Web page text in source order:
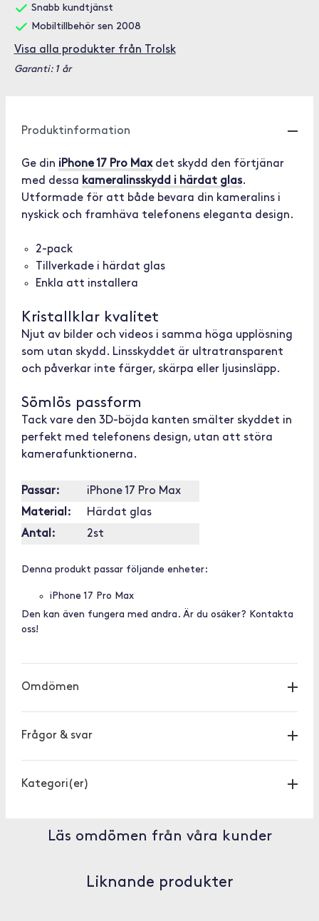
Snabb kundtjänst
Mobiltillbehör sen 2008
Visa alla produkter från Trolsk
Garanti: 1 år
Produktinformation
Ge din iPhone 17 Pro Maxdet skydd den förtjänar
med dessa kameralinsskydd i härdat glas.
Utformade för att både bevara din kameralins i
nyskick och framhäva telefonens eleganta design.
2-pack
Tillverkade i härdat glas
Enkla att installera
Kristallklar kvalitet
Njut av bilder och videos i samma höga upplösning
som utan skydd. Linsskyddet är ultratransparent
och påverkar inte färger, skärpa eller ljusinsläpp.
Sömlös passform
Tack vare den 3D-böjda kanten smälter skyddet in
perfekt med telefonens design, utan att störa
kamerafunktionerna.
Passar:
iPhone 17 Pro Max
Material:
Härdat glas
Antal:
2st
Denna produkt passar följande enheter:
iPhone 17 Pro Max
Den kan även fungera med andra. Är du osäker? Kontakta
oss!
Omdömen
Frågor & svar
Kategori(er)
Läs omdömen från våra kunder
Liknande produkter